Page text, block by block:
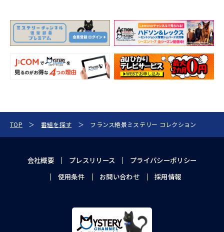
TOP 番組を探す フランス絶景ミステリー コレクション
会社概要 プレスリリース
プライバシーポリシー
使用条件
お問い合わせ 採用情報